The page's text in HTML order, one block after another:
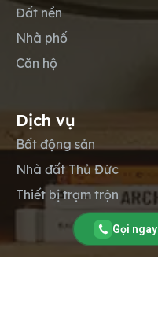
Đất nền
Nhà phố
Căn hộ
Dịch vụ
Bất động sản
Nhà đất Thủ Đức
Thiết bị trạm trộn
Gọi ngay